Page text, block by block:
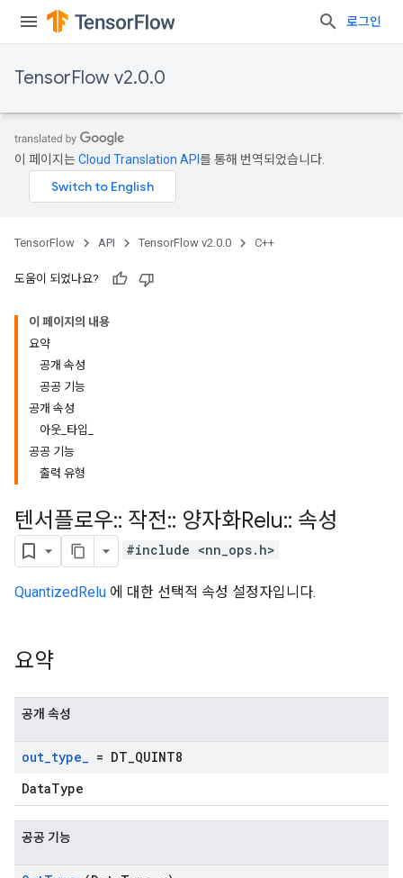
로그인
TensorFlow v2.0.0
이 페이지는Cloud Translation API 를 통해 번역되었습니다.
TensorFlow API TensorFlow v2.0.0 C++
도움이 되었나요?
이 페이지의 내용
요약
공개 속성
공공 기능
공개 속성
아웃_타입_
공공 기능
출력 유형
텐서플로우:: 작전:: 양자화Relu:: 속성
#include <nn_ops.h>
QuantizedRelu 에 대한 선택적 속성 설정자입니다.
요약
공개 속성
out_type_ = DT QUINT8
DataType
공공 기능